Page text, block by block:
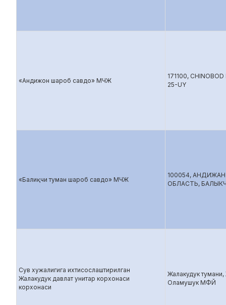
«Андижон шароб савдо» МЧЖ
171100,
25-UY
«Балиқчи туман шароб савдо» МЧЖ
100054,
ОБЛАСТЬ,
Сув хужалигига ихтисослаштирилган
Жалакудук давлат унитар корхонаси
корхонаси
Жалакудук
Оламушук МФЙ